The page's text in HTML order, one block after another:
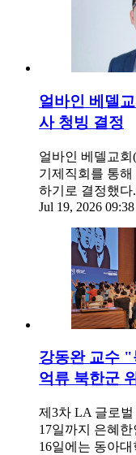
얼바인 베델
사 청빙 결정
얼바인 베델교회
기제직회를 통
하기로 결정했다.
Jul 19, 2026
강동완 교수
억류 북한군
제3차 LA 글로
17일까지 은혜
16일에는 동아